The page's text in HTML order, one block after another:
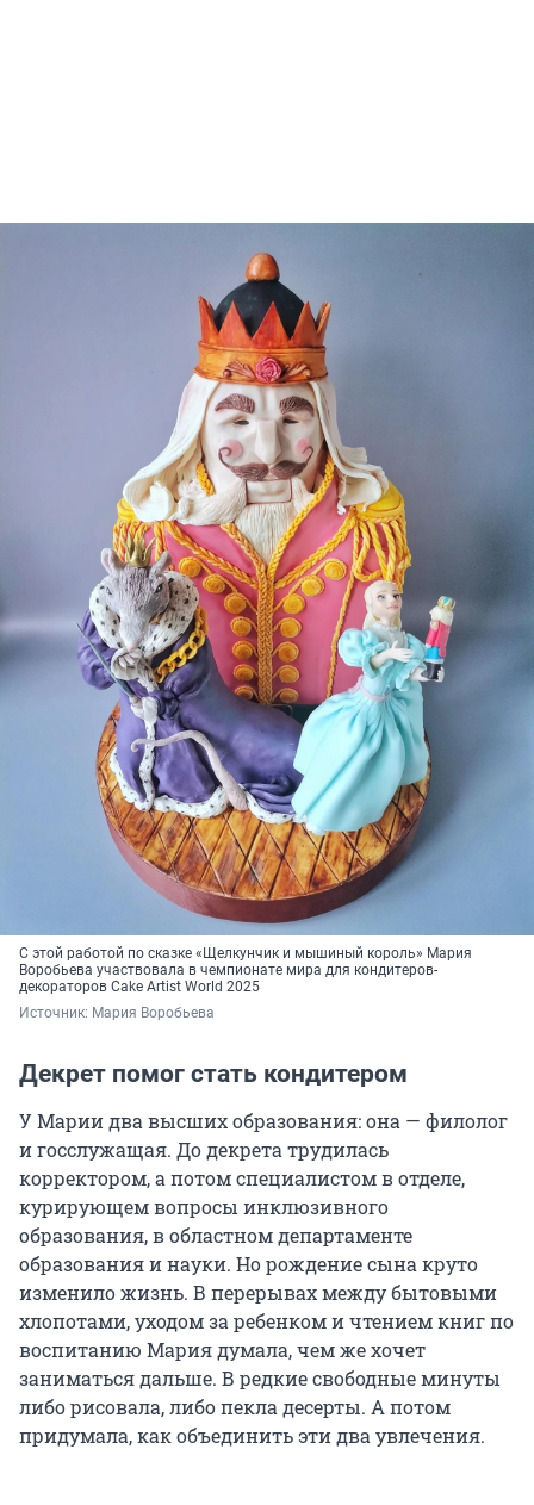
С этой работой по сказке «Щелкунчик и мышиный король» Мария
Воробьева участвовала в чемпионате мира для кондитеров-
декораторов Cake Artist World 2025
Источник: Мария Воробьева
Декрет помог стать кондитером
У Марии два высших образования: она — филолог
и госслужащая. До декрета трудилась
корректором, а потом специалистом в отделе,
курирующем вопросы инклюзивного
образования, в областном департаменте
образования и науки. Но рождение сына круто
изменило жизнь. В перерывах между бытовыми
хлопотами, уходом за ребенком и чтением книг по
воспитанию Мария думала, чем же хочет
заниматься дальше. В редкие свободные минуты
либо рисовала, либо пекла десерты. А потом
придумала, как объединить эти два увлечения.